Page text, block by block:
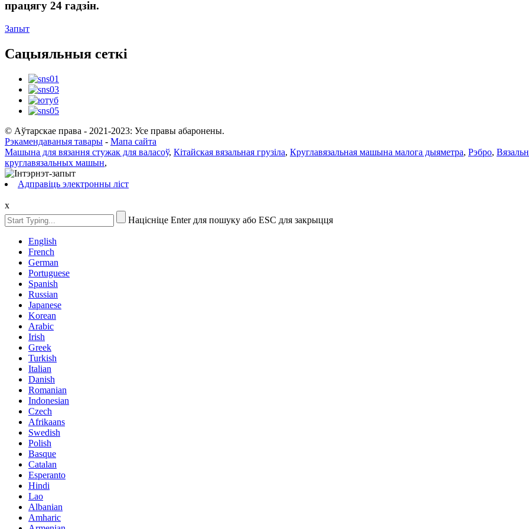
працягу 24 гадзін.
Запыт
Сацыяльныя сеткі
© Аўтарскае права - 2021-2023: Усе правы абаронены.
Рэкамендаваныя тавары - Мапа сайта
Машына для вязання стужак для валасоў, Кітайская вязальная грузіла, Круглавязальная машына малога дыяметра, Рэбро,
круглавязальных машын,
Адправіць электронны ліст
x
Націсніце Enter для пошуку або ESC для закрыцця
English
French
German
Portuguese
Spanish
Russian
Japanese
Korean
Arabic
Irish
Greek
Turkish
Italian
Danish
Romanian
Indonesian
Czech
Afrikaans
Swedish
Polish
Basque
Catalan
Esperanto
Hindi
Lao
Albanian
Amharic